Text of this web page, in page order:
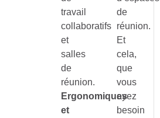
travail
collaboratifs
et
salles
de
réunion.
Ergonomiques
et
de
réunion.
Et
cela,
que
vous
ayez
besoin